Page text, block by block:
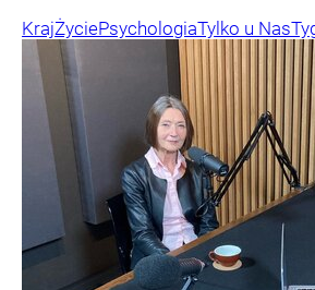
KrajŻyciePsychologiaTylko u Nas